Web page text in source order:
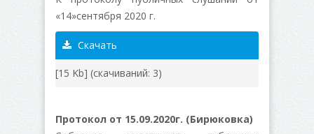
«14»сентября 2020 г.
Скачать
[15 Kb] (cкачиваний: 3)
Протокол от 15.09.2020г. (Бирюковка)